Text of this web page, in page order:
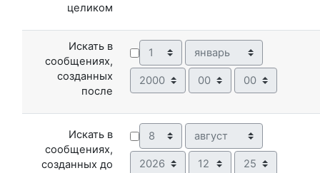
целиком
Искать в
сообщениях,
созданных
после
День Месяц
Год Час Минута
Искать в
сообщениях,
созданных до
День Месяц
Год Час Минута